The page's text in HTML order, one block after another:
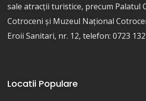
sale atracții turistice, precum Palatul
Cotroceni și Muzeul Național
Eroii Sanitari, nr. 12, telefon: 0723
Locatii Populare